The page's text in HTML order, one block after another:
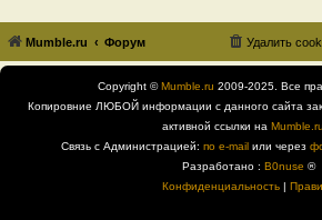
Mumble.ru Форум Удалить
Copyright ©Mumble.ru 2009-2025. Все
Копировние ЛЮБОЙ информации с данного сайта
активной ссылки на Mumble.ru
Связь с Администрацией: по e-mail или через
Разработано : B0nuse ®
Конфиденциальность|